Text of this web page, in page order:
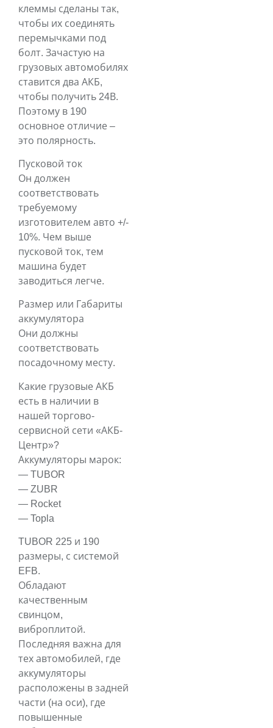
клеммы сделаны так,
чтобы их соединять
перемычками под
болт. Зачастую на
грузовых автомобилях
ставится два АКБ,
чтобы получить 24В.
Поэтому в 190
основное отличие –
это полярность.
Пусковой ток
Он должен
соответствовать
требуемому
изготовителем авто +/-
10%. Чем выше
пусковой ток, тем
машина будет
заводиться легче.
Размер или Габариты
аккумулятора
Они должны
соответствовать
посадочному месту.
Какие грузовые АКБ
есть в наличии в
нашей торгово-
сервисной сети «АКБ-
Центр»?
Аккумуляторы марок:
— TUBOR
— ZUBR
— Rocket
— Topla
TUBOR 225 и 190
размеры, с системой
EFB.
Обладают
качественным
свинцом,
виброплитой.
Последняя важна для
тех автомобилей, где
аккумуляторы
расположены в задней
части (на оси), где
повышенные